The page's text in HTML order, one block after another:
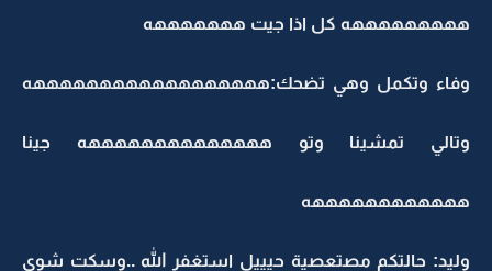
هههههههههه كل اذا جيت هههههههه
وفاء وتكمل وهي تضحك:ههههههههههههههههههه
وتالي تمشينا وتو ههههههههههههههه جينا
ههههههههههههه
وليد: حالتكم مصتعصية حيييل استغفر الله ..وسكت شوي